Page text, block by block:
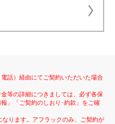
話）経由にてご契約いただいた場合
等の詳細につきましては、必ず各保
」「ご契約のしおり･約款」をご確
ります。アフラックのみ、ご契約が